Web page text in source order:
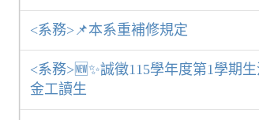
<系務>📌本系重補修規定
<系務>🆕✨誠徵115學年度第1學期
金工讀生